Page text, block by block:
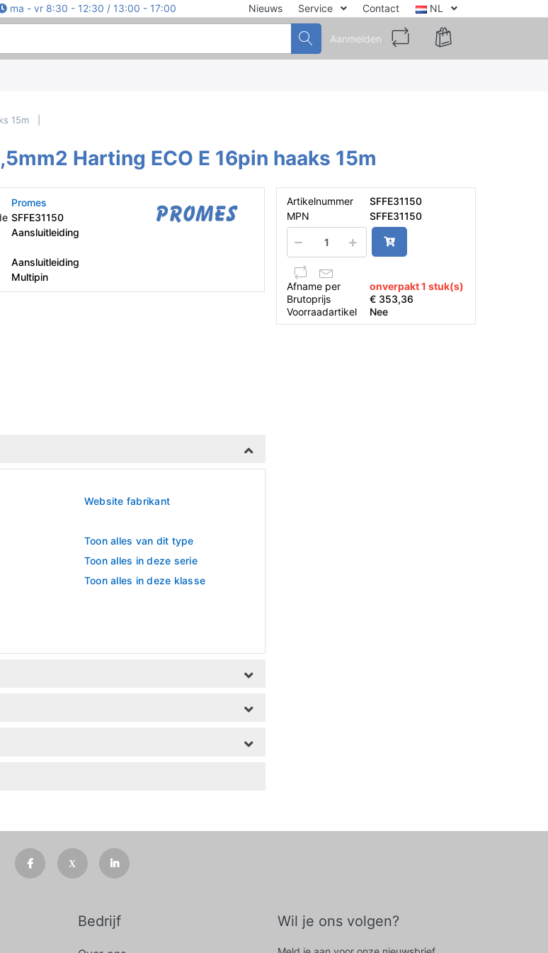
ma - vr 8:30 - 12:30 / 13:00 - 17:00 Nieuws Service Contact NL
Aanmelden
15m
Harting ECO E 16pin haaks 15m
Promes
SFFE31150
Aansluitleiding
Aansluitleiding
Multipin
Website fabrikant
Toon alles van dit type
Toon alles in deze serie
Toon alles in deze klasse
Artikelnummer
SFFE31150
MPN
SFFE31150
Afname per
onverpakt 1 stuk(s)
Brutoprijs
€ 353,36
Voorraadartikel
Nee
Bedrijf Wil je ons volgen?